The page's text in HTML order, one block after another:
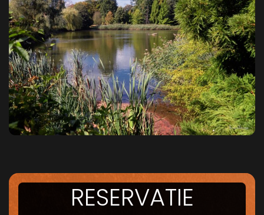
RESERVATIE